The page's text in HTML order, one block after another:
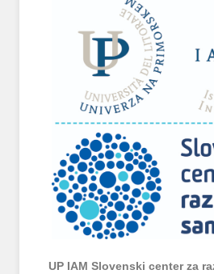
UP IAM Slovenski center za